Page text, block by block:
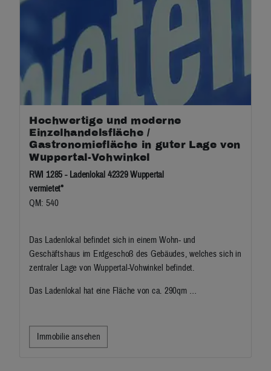
Hochwertige und moderne
Einzelhandelsfläche /
Gastronomiefläche in guter Lage von
Wuppertal-Vohwinkel
RWI 1285 - Ladenlokal 42329 Wuppertal
vermietet*
QM: 540
Das Ladenlokal befindet sich in einem Wohn- und
Geschäftshaus im Erdgeschoß des Gebäudes, welches sich in
zentraler Lage von Wuppertal-Vohwinkel befindet.
Das Ladenlokal hat eine Fläche von ca. 290qm …
Immobilie ansehen